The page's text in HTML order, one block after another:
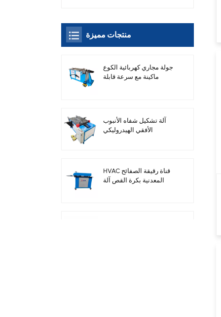
منتجات مميزة
جولة مجاري كهربائية الكوع
ماكينة مع سرعة قابلة
آلة تشكيل شفاه الأنبوب
الأفقي الهيدروليكي
HVAC قناة رقيقة الصفائح
المعدنية بكرة القص آلة